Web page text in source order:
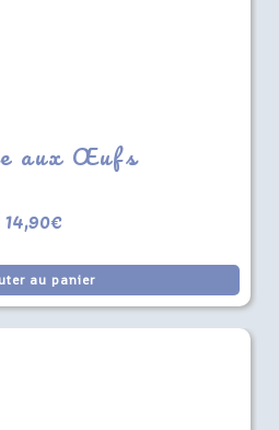
aux Œufs
14,90€
au panier